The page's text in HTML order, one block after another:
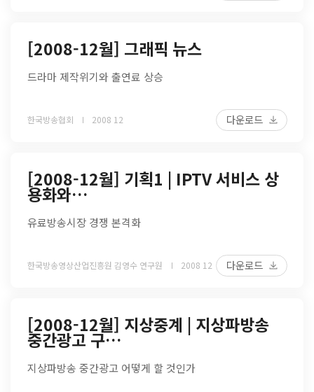
[2008-12월] 그래픽 뉴스
드라마 제작위기와 출연료 상승
한국방송협회 2008 12 다운로드
[2008-12월] 기획1 | IPTV 서비스 상
용화와…
유료방송시장 경쟁 본격화
한국방송영상산업진흥원 김영수 연구원 2008 12 다운로드
[2008-12월] 지상중계 | 지상파방송
중간광고 구…
지상파방송 중간광고 어떻게 할 것인가